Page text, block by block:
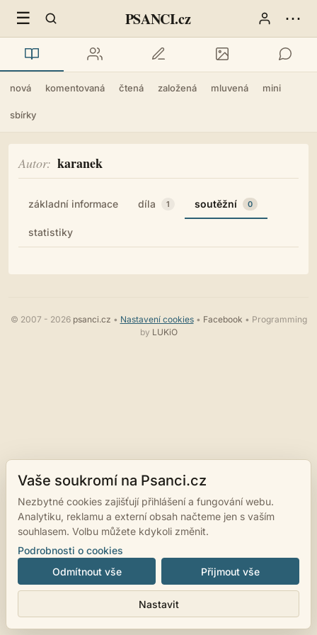
☰ PSANCI.cz ⋯
nová komentovaná čtená založená mluvená mini
sbírky
Autor karanek
základní informace díla 1 soutěžní 0
statistiky
© 2007 - 2026 psanci.cz • Nastavení cookies• Facebook • Programming
by LUKiO
Vaše soukromí na Psanci.cz
Nezbytné cookies zajišťují přihlášení a fungování webu.
Analytiku, reklamu a externí obsah načteme jen s vaším
souhlasem. Volbu můžete kdykoli změnit.
Podrobnosti o cookies
Odmítnout vše
Nastavit
Přijmout vše